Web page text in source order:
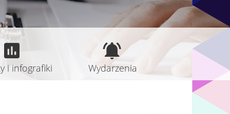
i infografiki Wydarzenia